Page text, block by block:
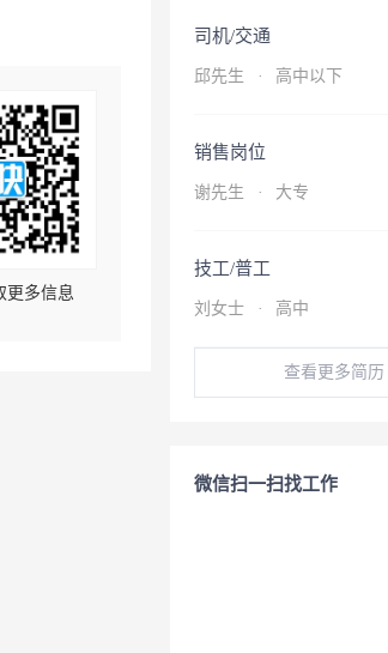
更多信息
司机/交通
邱先生 · 高中以下
销售岗位
谢先生 · 大专
技工/普工
刘女士 · 高中
查看更多简历
微信扫一扫找工作